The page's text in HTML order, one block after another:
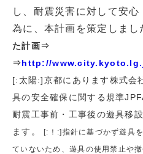
し、耐震災害に対して安心
為に、本計画を策定しまし
た計画⇒
⇒http://
[:太陽:]京都にあります株式会
具の安全確保に関する規準
耐震工事前・工事後の遊具移
ます。
[:！:]指針に基づかず遊具
ていないため、遊具の使用禁止や